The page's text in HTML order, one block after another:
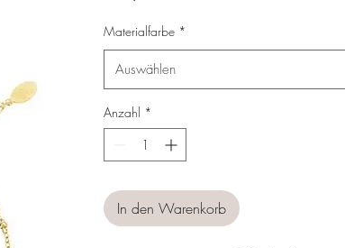
Materialfarbe *
Auswählen
Anzahl *
In den Warenkorb